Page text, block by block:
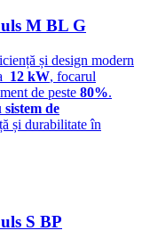
M BL G
și design modern
12 kW, focarul
de peste 80%.
sistem de
și durabilitate în
S BP